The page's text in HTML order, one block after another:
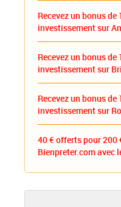
Recevez un bonus de
investissement sur
Recevez un bonus de
investissement sur
Recevez un bonus de
investissement sur
40 € offerts pour 200
Bienpreter.com avec